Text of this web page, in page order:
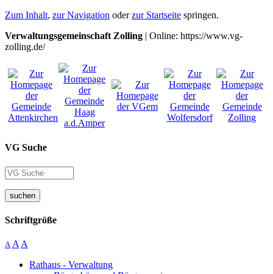
Zum Inhalt, zur Navigation oderzur Startseite springen.
Verwaltungsgemeinschaft Zolling | Online: https://www.vg-
zolling.de/
VG Suche
suchen
Schriftgröße
A A A
Rathaus - Verwaltung